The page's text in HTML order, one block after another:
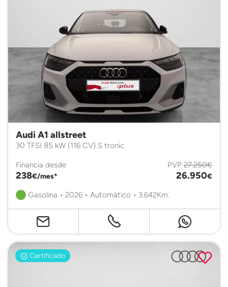
Audi A1 allstreet
30 TFSI 85 kW (116 CV) S tronic
Financia desde
238€/mes*
PVP 27.250€
26.950€
Gasolina • 2026 • Automático • 3.642Km.
Certificado